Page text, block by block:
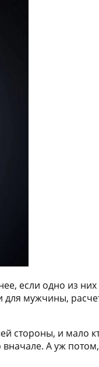
если одно из
мужчины,
стороны, и мало
А уж